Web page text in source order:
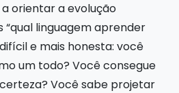
orientar a evolução
“qual linguagem aprender
e mais honesta: você
um todo? Você consegue
Você sabe projetar